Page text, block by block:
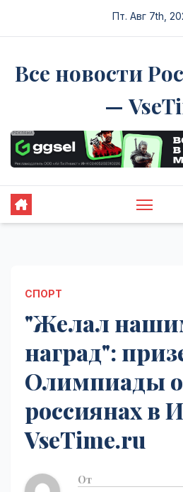
Пт. Авг 7th,
Все новости
—
СПОРТ
"Желал
наград":
Олимпиады о
россиянах в
VseTime.ru
От